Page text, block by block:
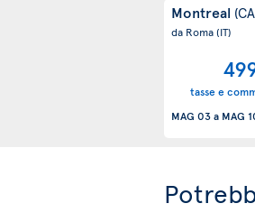
Montreal
da Roma(IT)
tasse e
MAG 03a MAG